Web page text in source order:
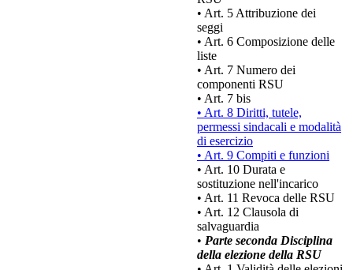
• Art. 5 Attribuzione dei
seggi
• Art. 6 Composizione delle
liste
• Art. 7 Numero dei
componenti RSU
• Art. 7 bis
• Art. 8 Diritti, tutele,
permessi sindacali e modalità
di esercizio
• Art. 9 Compiti e funzioni
• Art. 10 Durata e
sostituzione nell'incarico
• Art. 11 Revoca delle RSU
• Art. 12 Clausola di
salvaguardia
• Parte seconda Disciplina
della elezione della RSU